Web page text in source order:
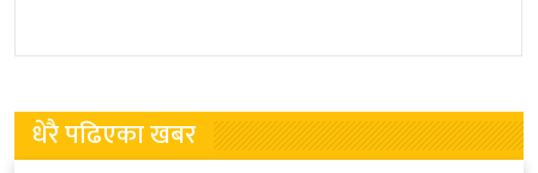
दिउँसो २:४५ बजे सुरु हुनेछ।
लक्ष्य प्रस्तुत गरेको छ। पहिले
धेरै पढिएका खबर